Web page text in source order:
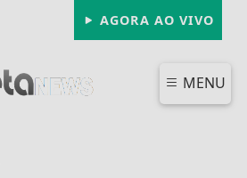
AGORA AO VIVO
MENU